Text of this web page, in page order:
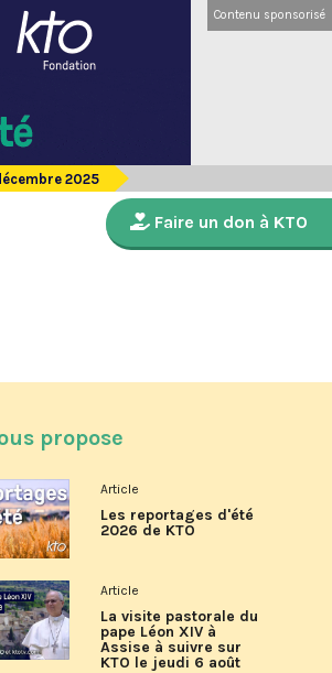
Contenu sponsorisé
2025
Faire un don à KTO
propose
Article
Les reportages d'été
2026 de KTO
Article
La visite pastorale du
pape Léon XIV à
Assise à suivre sur
KTO le jeudi 6 août